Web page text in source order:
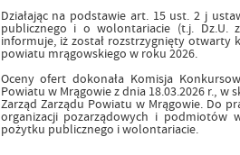
Działając na podstawie art. 15 ust. 2 j
publicznego i o wolontariacie (t.j. Dz.U.
informuje, iż został rozstrzygnięty otwarty
powiatu mrągowskiego w roku 2026.
Oceny ofert dokonała Komisja
Powiatu w Mrągowie z dnia 18.03.2026 r.,
Zarząd Zarządu Powiatu w Mrągowie. Do
organizacji pozarządowych i podmiotów
pożytku publicznego i wolontariacie.